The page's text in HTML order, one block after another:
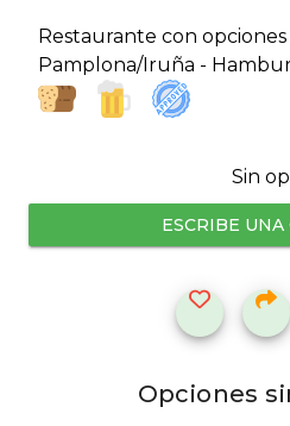
Restaurante con
Pamplona/Iruña -
Sin
ESCRIBE
Opciones